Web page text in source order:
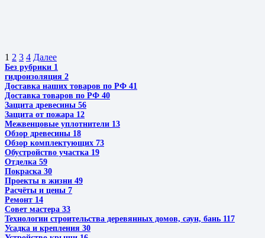
1 2 3 4 Далее
Без рубрики 1
гидроизоляция 2
Доставка наших товаров по РФ 41
Доставка товаров по РФ 40
Защита древесины 56
Защита от пожара 12
Межвенцовые уплотнители 13
Обзор древесины 18
Обзор комплектующих 73
Обустройство участка 19
Отделка 59
Покраска 30
Проекты в жизни 49
Расчёты и цены 7
Ремонт 14
Совет мастера 33
Технологии строительства деревянных домов, саун, бань 117
Усадка и крепления 30